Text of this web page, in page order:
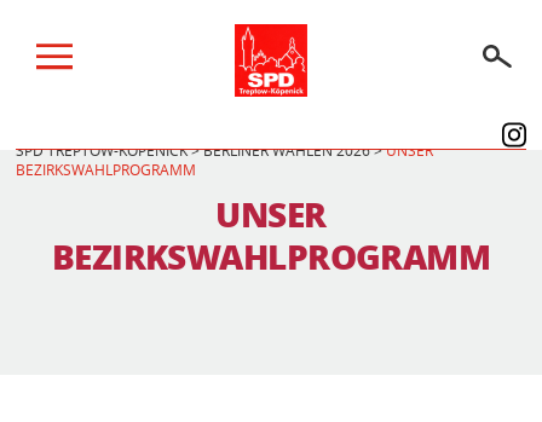
BERLINER WAHLEN 2026
SPD TREPTOW-KÖPENICK>BERLINER WAHLEN 2026>UNSER
BEZIRKSWAHLPROGRAMM
UNSER
BEZIRKSWAHLPROGRAMM